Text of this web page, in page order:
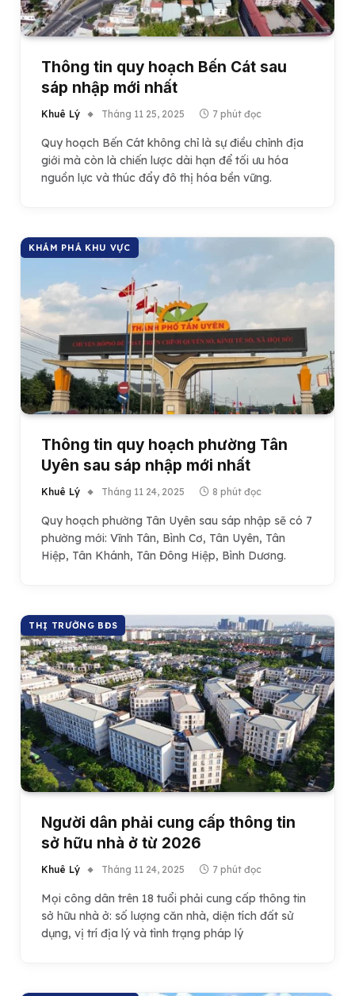
Thông tin quy hoạch Bến Cát sau
sáp nhập mới nhất
Khuê Lý Tháng 11 25, 2025 7 phút đọc
Quy hoạch Bến Cát không chỉ là sự điều chỉnh địa
giới mà còn là chiến lược dài hạn để tối ưu hóa
nguồn lực và thúc đẩy đô thị hóa bền vững.
KHÁM PHÁ KHU VỰC
Thông tin quy hoạch phường Tân
Uyên sau sáp nhập mới nhất
Khuê Lý Tháng 11 24, 2025 8 phút đọc
Quy hoạch phường Tân Uyên sau sáp nhập sẽ có 7
phường mới: Vĩnh Tân, Bình Cơ, Tân Uyên, Tân
Hiệp, Tân Khánh, Tân Đông Hiệp, Bình Dương.
THỊ TRƯỜNG BĐS
Người dân phải cung cấp thông tin
sở hữu nhà ở từ 2026
Khuê Lý Tháng 11 24, 2025 7 phút đọc
Mọi công dân trên 18 tuổi phải cung cấp thông tin
sở hữu nhà ở: số lượng căn nhà, diện tích đất sử
dụng, vị trí địa lý và tình trạng pháp lý